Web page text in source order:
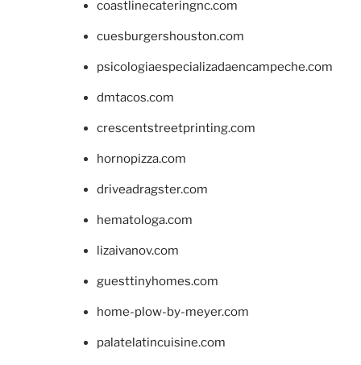
coastlinecateringnc.com
cuesburgershouston.com
psicologiaespecializadaencampeche.com
dmtacos.com
crescentstreetprinting.com
hornopizza.com
driveadragster.com
hematologa.com
lizaivanov.com
guesttinyhomes.com
home-plow-by-meyer.com
palatelatincuisine.com